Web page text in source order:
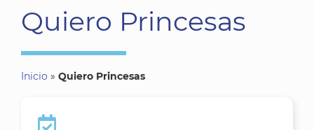
Quiero Princesas
Inicio » Quiero Princesas